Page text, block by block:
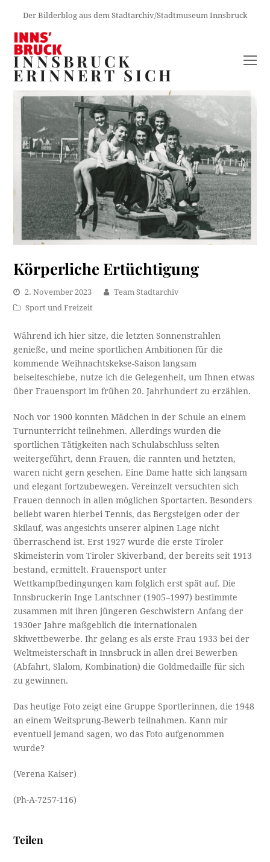
Der Bilderblog aus dem Stadtarchiv/Stadtmuseum Innsbruck
INNSBRUCK
ERINNERT SICH
Körperliche Ertüchtigung
2. November 2023
Team Stadtarchiv
Sport und Freizeit
Während ich hier sitze, die letzten Sonnenstrahlen
genieße, und meine sportlichen Ambitionen für die
kommende Weihnachtskekse-Saison langsam
beiseiteschiebe, nutze ich die Gelegenheit, um Ihnen etwas
über Frauensport im frühen 20. Jahrhundert zu erzählen.
Noch vor 1900 konnten Mädchen in der Schule an einem
Turnunterricht teilnehmen. Allerdings wurden die
sportlichen Tätigkeiten nach Schulabschluss selten
weitergeführt, denn Frauen, die rannten und hetzten,
waren nicht gern gesehen. Eine Dame hatte sich langsam
und elegant fortzubewegen. Vereinzelt versuchten sich
Frauen dennoch in allen möglichen Sportarten. Besonders
beliebt waren hierbei Tennis, das Bergsteigen oder der
Skilauf, was angesichts unserer alpinen Lage nicht
überraschend ist. Erst 1927 wurde die erste Tiroler
Skimeisterin vom Tiroler Skiverband, der bereits seit 1913
bestand, ermittelt. Frauensport unter
Wettkampfbedingungen kam folglich erst spät auf. Die
Innsbruckerin Inge Lantschner (1905–1997) bestimmte
zusammen mit ihren jüngeren Geschwistern Anfang der
1930er Jahre maßgeblich die internationalen
Skiwettbewerbe. Ihr gelang es als erste Frau 1933 bei der
Weltmeisterschaft in Innsbruck in allen drei Bewerben
(Abfahrt, Slalom, Kombination) die Goldmedaille für sich
zu gewinnen.
Das heutige Foto zeigt eine Gruppe Sportlerinnen, die 1948
an einem Weitsprung-Bewerb teilnahmen. Kann mir
eventuell jemand sagen, wo das Foto aufgenommen
wurde?
(Verena Kaiser)
(Ph-A-7257-116)
Teilen